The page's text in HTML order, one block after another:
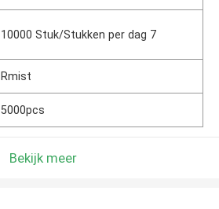
10000 Stuk/Stukken per dag 7
Rmist
5000pcs
Bekijk meer